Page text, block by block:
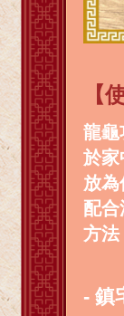
【
龍龜
於家
放為
配
方法
- 鎮